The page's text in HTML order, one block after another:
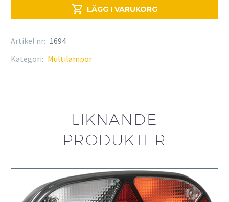
mängd
 LÄGG I VARUKORG
Artikel nr: 1694
Kategori: Multilampor
LIKNANDE
PRODUKTER